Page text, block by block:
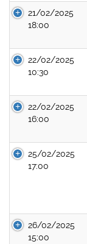
21/02/2025
18:00
22/02/2025
10:30
22/02/2025
16:00
25/02/2025
17:00
26/02/2025
15:00